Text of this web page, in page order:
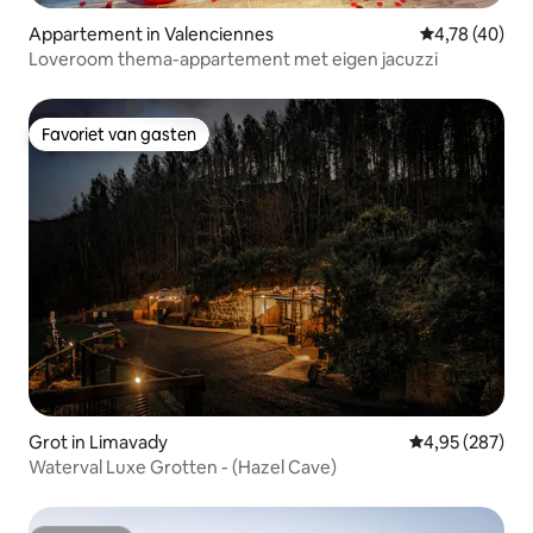
Appartement in Valenciennes Gemiddelde
4,78 (40)
Loveroom thema-appartement met eigen jacuzzi
Favoriet van gasten
Favoriet van gasten
Grot in Limavady Gemiddelde
4,95 (287)
Waterval Luxe Grotten - (Hazel Cave)